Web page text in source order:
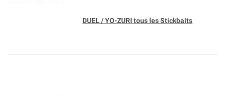
DUEL / YO-ZURI tous les Stickbaits